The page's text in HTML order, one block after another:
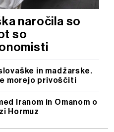
naročila so
so
in madžarske.
morejo privoščiti
Iranom in Omanom o
Hormuz